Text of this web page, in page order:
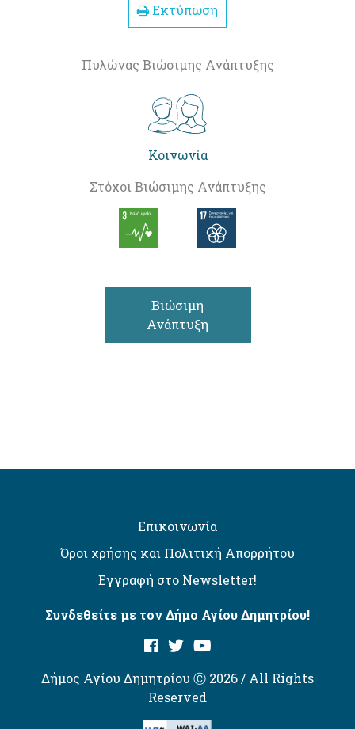
Εκτύπωση
Πυλώνας Βιώσιμης Ανάπτυξης
Κοινωνία
Στόχοι Βιώσιμης Ανάπτυξης
Βιώσιμη
Ανάπτυξη
Επικοινωνία
Όροι χρήσης και Πολιτική Απορρήτου
Εγγραφή στο Newsletter!
Συνδεθείτε με τον Δήμο Αγίου Δημητρίου!
Δήμος Αγίου Δημητρίου Ⓒ 2026 / All Rights
Reserved